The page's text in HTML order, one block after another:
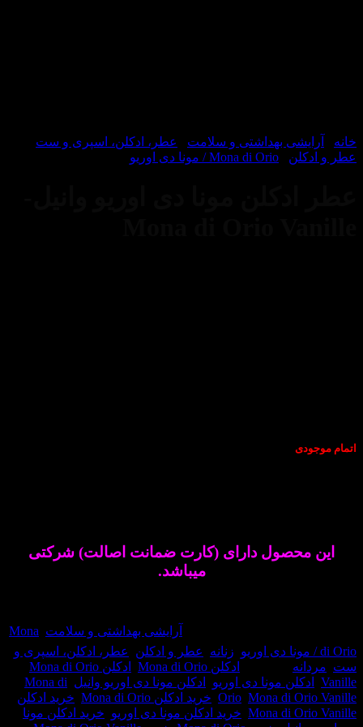
بهداشتی و سلامت / عطر، ادکلن، اسپری و ست /
/ Mona di Orio / مونا دی اوریو
دارای (کارت ضمانت اصالت) شرکتی
آرایشی بهداشتی و سلامت ,
Mona
,زنانه ,عطر و ادکلن,عطر، ادکلن، اسپری و
برچسب:ادکلن Mona di Orio ,
ادکلن Mona di Orio
مونا دی اوریو,ادکلن مونا دی اوریو وانیل ,
Mona di
Orio,Mona di
,خرید ادکلن Mona di Orio ,خرید ادکلن
Mona di
,خرید ادکلن مونا دی اوریو,خرید ادکلن مونا